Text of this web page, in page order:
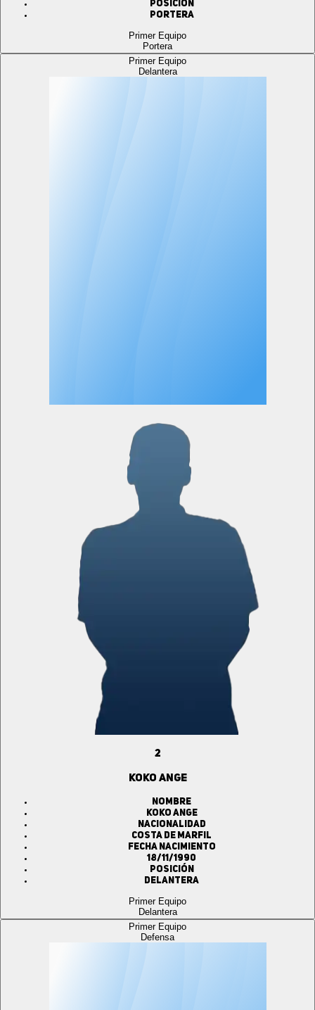
Posición
Portera
Primer Equipo
Portera
Primer Equipo
Delantera
2
KOKO ANGE
Nombre
KOKO ANGE
Nacionalidad
COSTA DE MARFIL
Fecha Nacimiento
18/11/1990
Posición
Delantera
Primer Equipo
Delantera
Primer Equipo
Defensa